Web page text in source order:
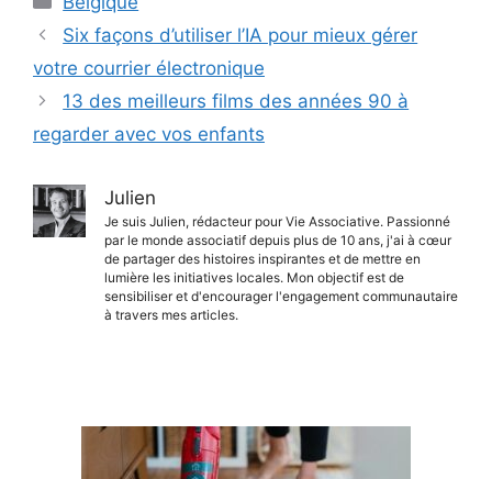
Six façons d’utiliser l’IA pour mieux gérer
votre courrier électronique
13 des meilleurs films des années 90 à
regarder avec vos enfants
Julien
Je suis Julien, rédacteur pour Vie Associative. Passionné
par le monde associatif depuis plus de 10 ans, j'ai à cœur
de partager des histoires inspirantes et de mettre en
lumière les initiatives locales. Mon objectif est de
sensibiliser et d'encourager l'engagement communautaire
à travers mes articles.